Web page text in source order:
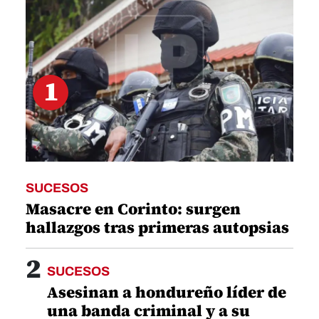
1
SUCESOS
Masacre en Corinto: surgen
hallazgos tras primeras autopsias
2 SUCESOS
Asesinan a hondureño líder de
una banda criminal y a su